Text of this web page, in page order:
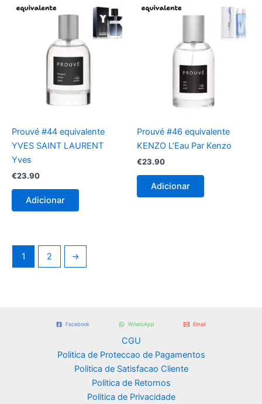
Prouvé #44 equivalente
YVES SAINT LAURENT
Yves
€23.90
Adicionar
Prouvé #46 equivalente
KENZO L’Eau Par Kenzo
€23.90
Adicionar
1 2 →
Facebook WhatsApp Email
CGU
Politica de Proteccao de Pagamentos
Politica de Satisfacao Cliente
Politica de Retornos
Politica de Privacidade